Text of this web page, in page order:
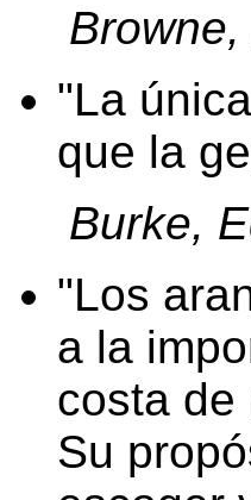
La
que la
Burke,
Los
a la
costa de
Su